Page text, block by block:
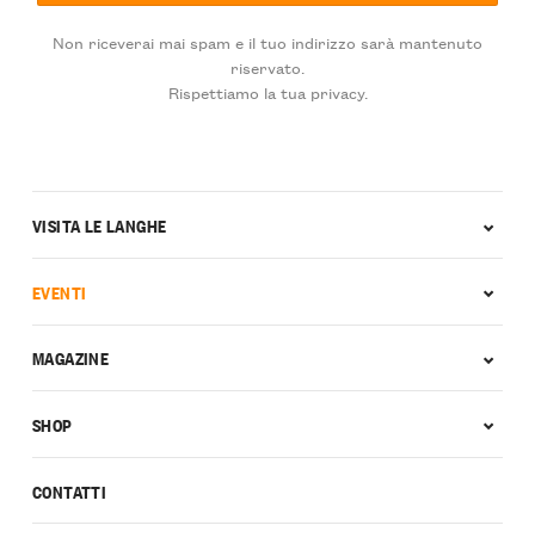
Non riceverai mai spam e il tuo indirizzo sarà mantenuto
riservato.
Rispettiamo la tua privacy.
CONTATTI
VISITA LE LANGHE
EVENTI
MAGAZINE
SHOP